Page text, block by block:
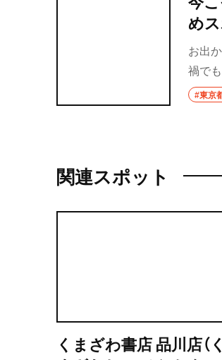
め
お出
禍で
たい
#東京
関連スポット
くまざわ書店 品川店（く